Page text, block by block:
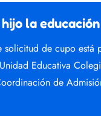
la
solicitud de cupo está
Educativa
de